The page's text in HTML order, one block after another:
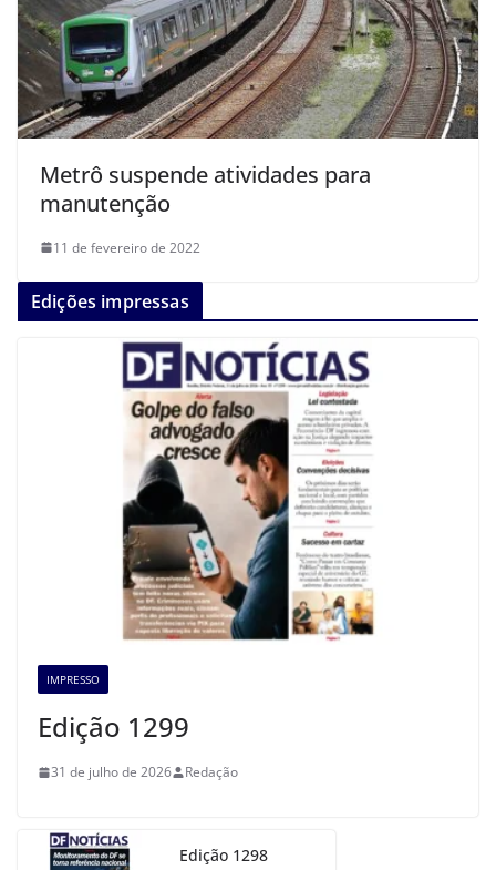
Metrô suspende atividades para
manutenção
11 de fevereiro de 2022
Edições impressas
IMPRESSO
Edição 1299
31 de julho de 2026 Redação
Edição 1298